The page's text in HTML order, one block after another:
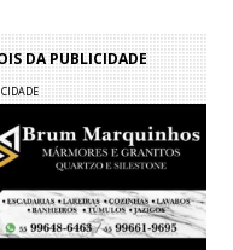
DA PUBLICIDADE